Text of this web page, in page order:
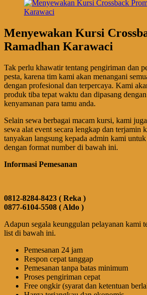
Menyewakan Kursi
Ramadhan Karawaci
Tak perlu khawatir tentang pengiriman dan
pesta, karena tim kami akan menangani
dengan profesional dan terpercaya. Kami
produk tiba tepat waktu dan dipasang
kenyamanan para tamu anda.
Selain sewa berbagai macam kursi, kami
sewa alat event secara lengkap dan terjamin
tanyakan langsung kepada admin kami
dengan format number di bawah ini.
Informasi Pemesanan
0812-8284-8423 ( Reka )
0877-6104-5508 ( Aldo )
Adapun segala keunggulan pelayanan kami
list di bawah ini.
Pemesanan 24 jam
Respon cepat tanggap
Pemesanan tanpa batas minimum
Proses pengiriman cepat
Free ongkir (syarat dan ketentuan